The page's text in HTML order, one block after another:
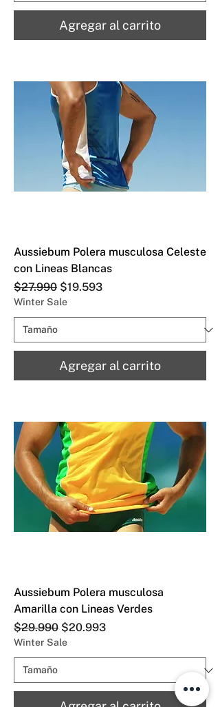
Agregar al carrito
Aussiebum Polera musculosa Celeste
con Lineas Blancas
Precio
$27.990 Precio de oferta
$19.593
Winter Sale
Agregar al carrito
Aussiebum Polera musculosa
Amarilla con Lineas Verdes
Precio
$29.990 Precio de oferta
$20.993
Winter Sale